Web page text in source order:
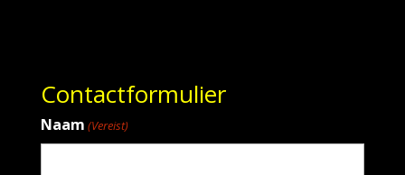
Contactformulier
Naam (Vereist)